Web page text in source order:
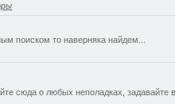
поиском то наверняка найдем...
сюда о любых неполадках, задавайте